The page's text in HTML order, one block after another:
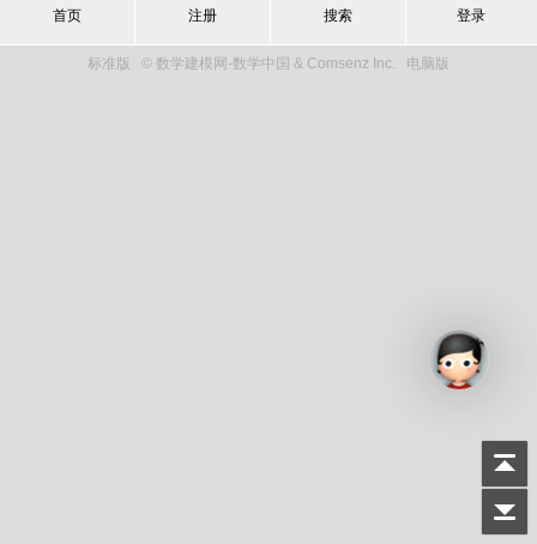
首页 注册 搜索 登录
标准版 © 数学建模网-数学中国 & Comsenz Inc. 电脑版